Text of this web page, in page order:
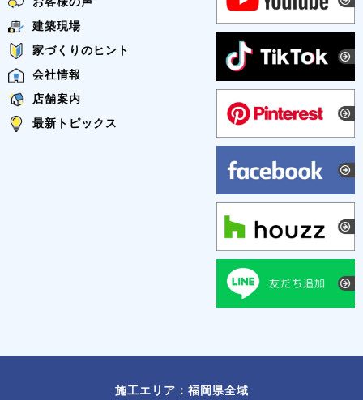
建築現場
家づくりのヒント
会社情報
店舗案内
最新トピックス
施工エリア：福岡県全域